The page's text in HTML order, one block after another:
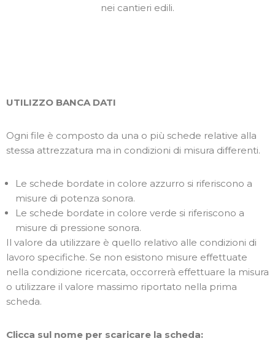
nei cantieri edili.
UTILIZZO BANCA DATI
Ogni file è composto da una o più schede relative alla
stessa attrezzatura ma in condizioni di misura differenti.
Le schede bordate in colore azzurro si riferiscono a
misure di potenza sonora.
Le schede bordate in colore verde si riferiscono a
misure di pressione sonora.
Il valore da utilizzare è quello relativo alle condizioni di
lavoro specifiche. Se non esistono misure effettuate
nella condizione ricercata, occorrerà effettuare la misura
o utilizzare il valore massimo riportato nella prima
scheda.
Clicca sul nome per scaricare la scheda: